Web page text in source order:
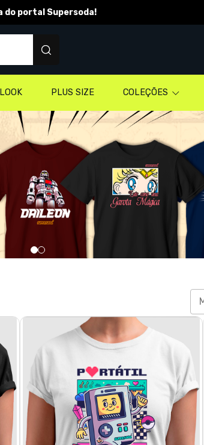
do portal Supersoda!
PLUS SIZE COLEÇÕES
Portátil (Baby Look)
R$ 79,90
3x de R$ 26,63sem juros
P, M, G, GG